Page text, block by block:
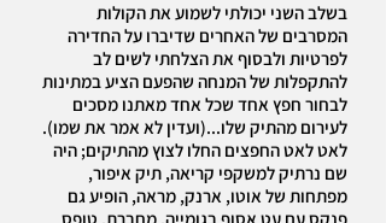
בשלב השני יכולתי לשמוע את הקולות
המסרבים של האחרים שדיברו על החדירה
לפרטיות ולבסוף את הצלחתי לשים לב
להתקפלות של המנחה שהפעם הציע במתינות
לבחור חפץ אחד שכל אחד מאתנו מסכים
לעירום מהתיק שלו...(ועדין לא אמר את שמו).
לאט לאט החפצים החלו לצוץ מהתיקים; היה
שם נרתיק למשקפי קריאה, תיק איפור,
מפתחות של אוטו, ארנק, מראה, הופיע גם